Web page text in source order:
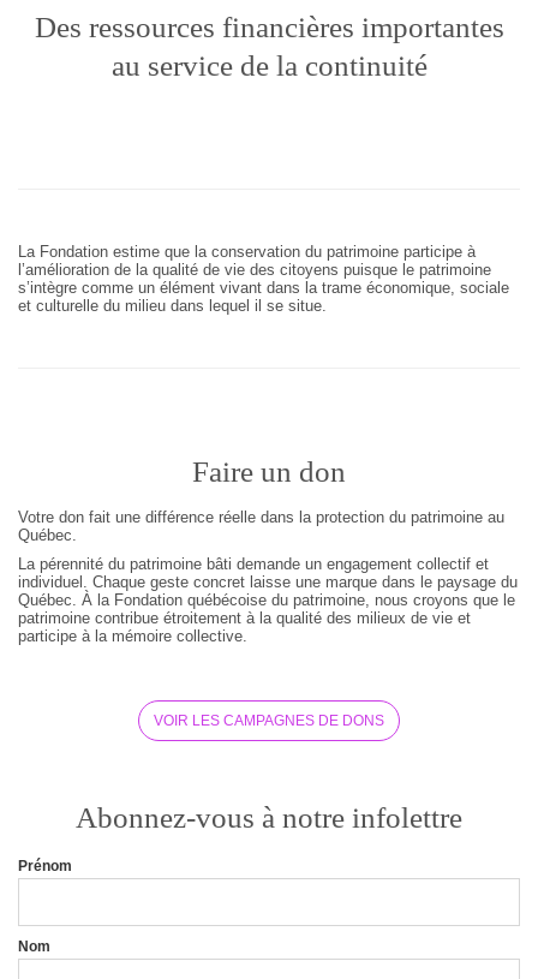
Des ressources financières importantes
au service de la continuité
La Fondation estime que la conservation du patrimoine participe à
l’amélioration de la qualité de vie des citoyens puisque le patrimoine
s’intègre comme un élément vivant dans la trame économique, sociale
et culturelle du milieu dans lequel il se situe.
Faire un don
Votre don fait une différence réelle dans la protection du patrimoine au
Québec.
La pérennité du patrimoine bâti demande un engagement collectif et
individuel. Chaque geste concret laisse une marque dans le paysage du
Québec. À la Fondation québécoise du patrimoine, nous croyons que le
patrimoine contribue étroitement à la qualité des milieux de vie et
participe à la mémoire collective.
VOIR LES CAMPAGNES DE DONS
Abonnez-vous à notre infolettre
Prénom
Nom